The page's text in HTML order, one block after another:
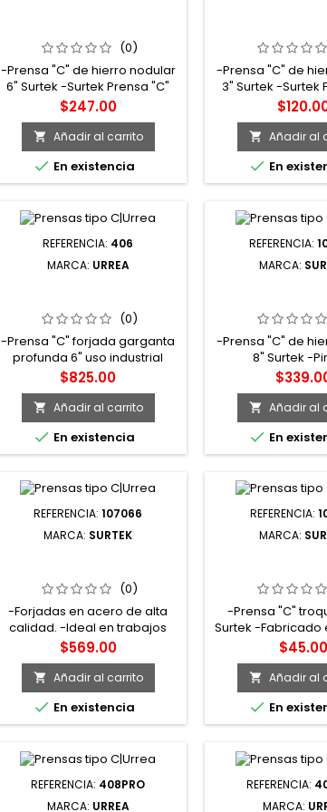
(0)
-Prensa "C" de hierro nodular
6" Surtek -Surtek Prensa "C"
de hierro nodular 6" -Pintura
electrostática para evitar la
corrosión -Marca Surtek
Precio
$247.00
 Añadir al carrito
 En existencia
-Prensa "C" de
3" Surtek -Surtek
de hierro nodular
electrostática
corrosión -
Precio
 Añadir al
 En
REFERENCIA: 406
MARCA: URREA
PROFUNDA URREA
(0)
-Prensa "C" forjada garganta
profunda 6" uso industrial
Urrea -Prensas "C" de cuerpo
forjado y garganta profunda,
ideal como elemento de
sujeción en trabajos donde se
requiere inmovilizar piezas y
maniobrar con mayor
Fundamentalmente usada en
talleres e industria pesada.
Precio
$825.00
 Añadir al carrito
 En existencia
REFERENCIA:
MARCA:
-Prensa "C" de
8" Surtek -
electrostática
Precio
 Añadir al
 En
REFERENCIA: 107066
MARCA: SURTEK
(0)
-Forjadas en acero de alta
calidad. -Ideal en trabajos
pesados e industriales. -
Pintura electrostática para
evitar la corrosión.
Precio
$569.00
 Añadir al carrito
 En existencia
REFERENCIA:
MARCA:
-Prensa "C"
Surtek -Fabricado
Nervadura en
que le
resistencia
Surtek
Precio
$45.00
 Añadir al
 En
REFERENCIA: 408PRO
MARCA: URREA
REFERENCIA:
MARCA: